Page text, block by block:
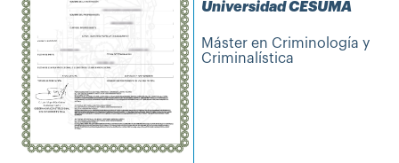
Universidad CESUMA
Máster en Criminología y
Criminalística